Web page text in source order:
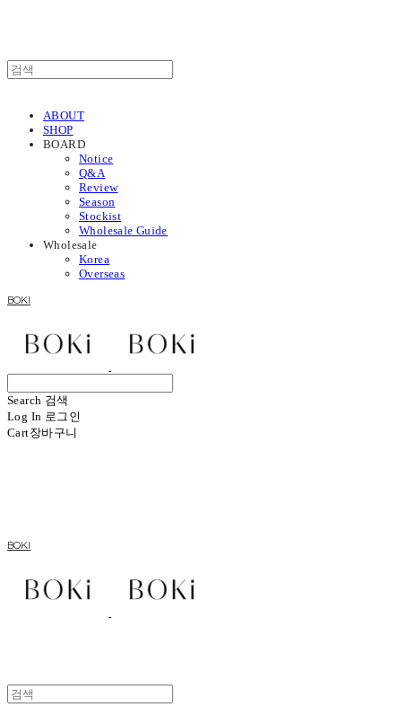
ABOUT
SHOP
BOARD
Notice
Q&A
Review
Season
Stockist
Wholesale Guide
Wholesale
Korea
Overseas
BOKI
Search 검색
Log In 로그인
Cart장바구니
BOKI